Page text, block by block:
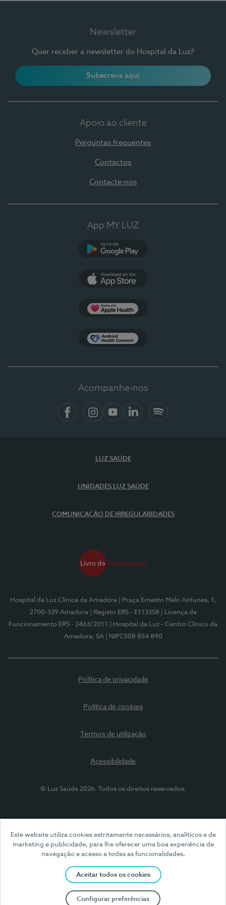
Este website utiliza cookies estritamente necessários, analíticos e de
marketing e publicidade, para lhe oferecer uma boa experiência de
navegação e acesso a todas as funcionalidades.
Aceitar todos os cookies
Configurar preferências
Newsletter
Quer receber a newsletter do Hospital da Luz?
Subscreva aqui
Apoio ao cliente
Perguntas frequentes
Contactos
Contacte-nos
App MY LUZ
Acompanhe-nos
LUZ SAÚDE
UNIDADES LUZ SAÚDE
COMUNICAÇÃO DE IRREGULARIDADES
Hospital da Luz Clínica da Amadora
| Praça Ernesto Melo Antunes, 1,
2700-339 Amadora
| Registo ERS - E113358
| Licença de
Funcionamento ERS - 2463/2011
| Hospital da Luz - Centro Clínico da
Amadora, SA
| NIPC508 854 890
Política de privacidade
Política de cookies
Termos de utilização
Acessibilidade
© Luz Saúde 2026. Todos os direitos reservados.